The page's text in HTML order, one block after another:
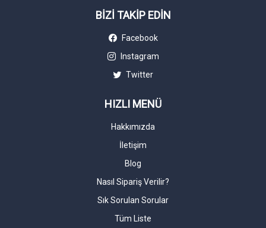
BİZİ TAKİP EDİN
Facebook
Instagram
Twitter
HIZLI MENÜ
Hakkımızda
İletişim
Blog
Nasıl Sipariş Verilir?
Sık Sorulan Sorular
Tüm Liste